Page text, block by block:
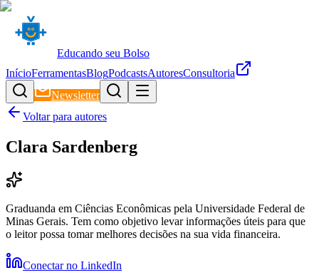
Educando seu Bolso
InícioFerramentasBlogPodcastsAutoresConsultoria
Newsletter
Voltar para autores
Clara Sardenberg
Graduanda em Ciências Econômicas pela Universidade Federal de
Minas Gerais. Tem como objetivo levar informações úteis para que
o leitor possa tomar melhores decisões na sua vida financeira.
Conectar no LinkedIn